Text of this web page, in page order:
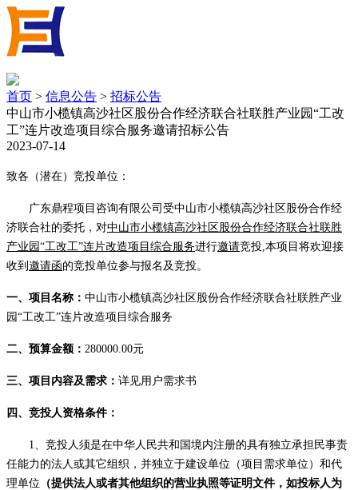
首页 > 信息公告 > 招标公告
中山市小榄镇高沙社区股份合作经济联合社联胜产业园“工改
工”连片改造项目综合服务邀请招标公告
2023-07-14
致各（潜在）竞投单位 ：
广东鼎程项目咨询有限公司受中山市小榄镇高沙社区股份合作经
济联合社的委托，对中山市小榄镇高沙社区股份合作经济联合社联胜
产业园 “工改工”连片改造项目综合服务进行邀请竞投,本项目将欢迎接
收到 邀请函的竞投单位参与报名及竞投。
一、项目名称： 中山市小榄镇高沙社区股份合作经济联合社联胜产业
园 “工改工”连片改造项目综合服务
二、预算金额： 280000.00元
三、项目内容及需求： 详见用户需求书
四 、竞投人资格条件：
1、竞投人须是在中华人民共和国境内注册的具有独立承担民事责
任能力的法人或其它组织，并独立于建设单位（项目需求单位） 和代
理单位 （提供法人或者其他组织的营业执照等证明文件，如投标人为